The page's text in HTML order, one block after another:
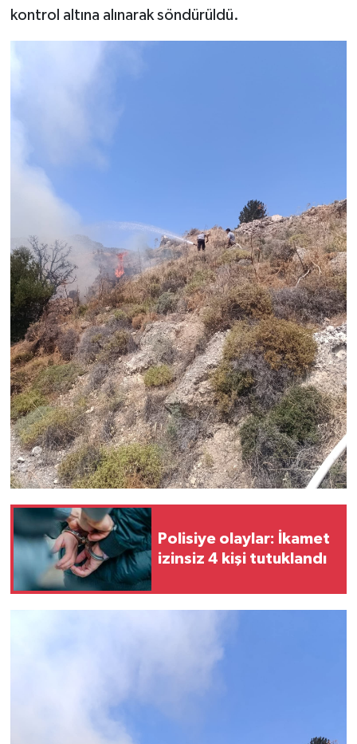
kontrol altına alınarak söndürüldü.
Polisiye olaylar: İkamet
izinsiz 4 kişi tutuklandı
TİCARET
YAŞAM